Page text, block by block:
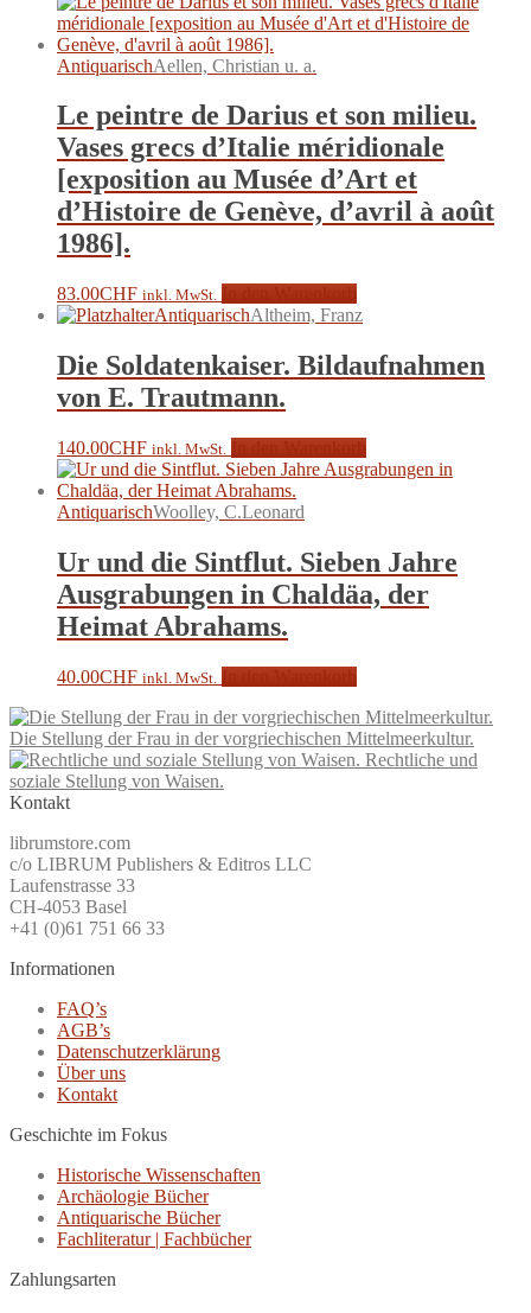
AntiquarischAellen, Christian u. a.
Le peintre de Darius et son milieu.
Vases grecs d’Italie méridionale
[exposition au Musée d’Art et
d’Histoire de Genève, d’avril à août
1986].
83.00CHF inkl. MwSt.
AntiquarischAltheim, Franz
Die Soldatenkaiser. Bildaufnahmen
von E. Trautmann.
140.00CHF inkl. MwSt.
AntiquarischWoolley, C.Leonard
Ur und die Sintflut. Sieben Jahre
Ausgrabungen in Chaldäa, der
Heimat Abrahams.
40.00CHF inkl. MwSt.
Die Stellung der Frau in der vorgriechischen Mittelmeerkultur.
Rechtliche und
soziale Stellung von Waisen.
Kontakt
librumstore.com
c/o LIBRUM Publishers & Editros LLC
Laufenstrasse 33
CH-4053 Basel
+41 (0)61 751 66 33
Informationen
FAQ’s
AGB’s
Datenschutzerklärung
Über uns
Kontakt
Geschichte im Fokus
Historische Wissenschaften
Archäologie Bücher
Antiquarische Bücher
Fachliteratur | Fachbücher
Zahlungsarten